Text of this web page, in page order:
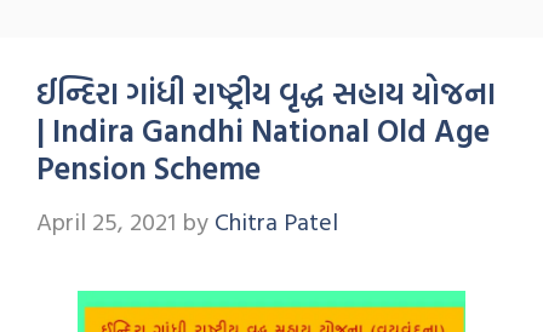
ઈન્દિરા ગાંધી રાષ્ટ્રીય વૃદ્ધ સહાય યોજના
| Indira Gandhi National Old Age
Pension Scheme
April 25, 2021 by Chitra Patel